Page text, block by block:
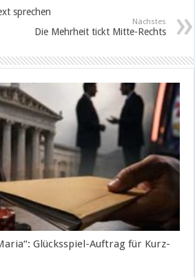
sprechen
Nächstes
Die Mehrheit tickt Mitte-Rechts
Glücksspiel-Auftrag für Kurz-